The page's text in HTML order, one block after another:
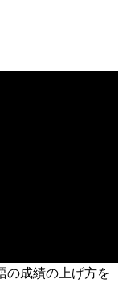
の成績の上げ方を